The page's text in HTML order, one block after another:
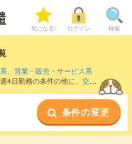
気になる! ログイン 検索
、 営業・販売・サービス系
4日勤務の条件の他に、 交通
条件の変更